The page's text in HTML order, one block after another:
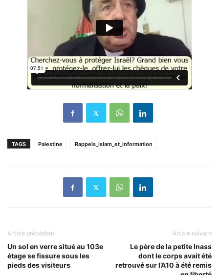
TAGS Palestine Rappels_islam_et_information
Article précédent
Un sol en verre situé au 103e
étage se fissure sous les
pieds des visiteurs
Article suivant
Le père de la petite Inass
dont le corps avait été
retrouvé sur l’A10 à été remis